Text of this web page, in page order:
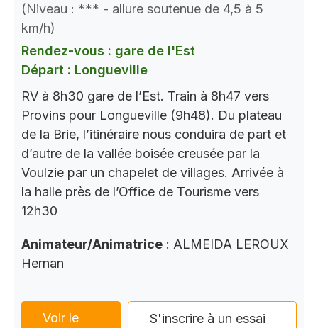
(Niveau : *** - allure soutenue de 4,5 à 5
km/h)
Rendez-vous : gare de l'Est
Départ : Longueville
RV à 8h30 gare de l’Est. Train à 8h47 vers
Provins pour Longueville (9h48). Du plateau
de la Brie, l’itinéraire nous conduira de part et
d’autre de la vallée boisée creusée par la
Voulzie par un chapelet de villages. Arrivée à
la halle près de l’Office de Tourisme vers
12h30
Animateur/Animatrice : ALMEIDA LEROUX
Hernan
Voir le
S'inscrire à un essai